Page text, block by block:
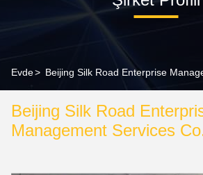
Evde>
Beijing Silk Road
Management Services